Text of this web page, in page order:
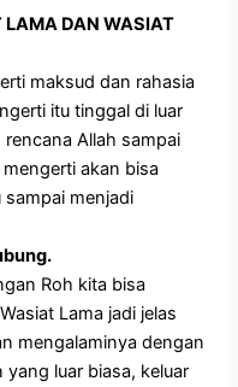
LAMA DAN WASIAT
maksud dan rahasia
itu tinggal di luar
Allah sampai
akan bisa
menjadi
Roh kita bisa
Lama jadi jelas
mengalaminya dengan
luar biasa, keluar